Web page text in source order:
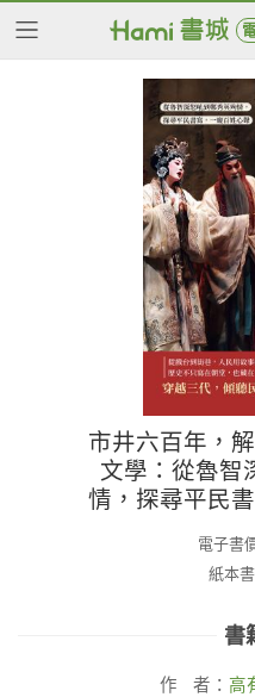
市井六百年，
文學：從魯智
情，探尋平民
電子書
紙本
書
作 者： 高